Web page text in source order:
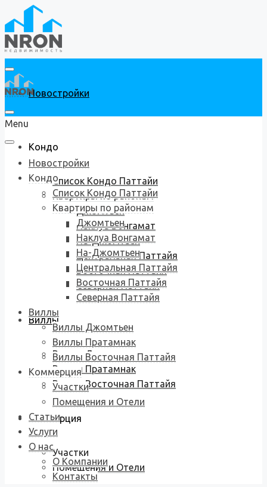
Новостройки
Кондо
Список Кондо Паттайи
Квартиры по районам
Джомтьен
Наклуа Вонгамат
На-Джомтьен
Центральная Паттайя
Восточная Паттайя
Северная Паттайя
Виллы
Виллы Джомтьен
Виллы Пратамнак
Виллы Восточная Паттайя
Коммерция
Участки
Помещения и Отели
Menu
Новостройки
Кондо
Список Кондо Паттайи
Квартиры по районам
Джомтьен
Наклуа Вонгамат
На-Джомтьен
Центральная Паттайя
Восточная Паттайя
Северная Паттайя
Виллы
Виллы Джомтьен
Виллы Пратамнак
Виллы Восточная Паттайя
Коммерция
Участки
Помещения и Отели
Статьи
Услуги
О нас
О Компании
Контакты